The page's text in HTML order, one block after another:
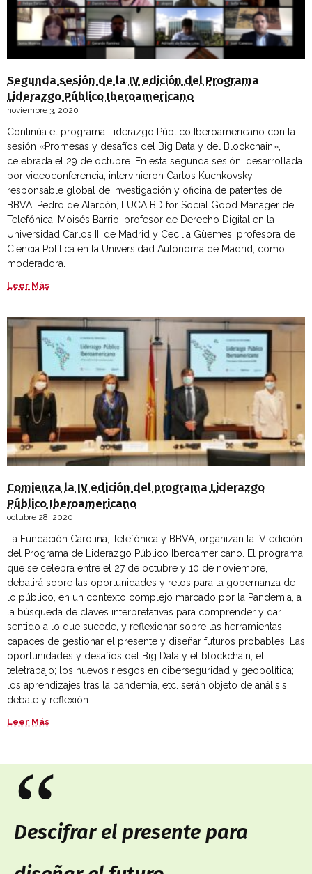
Segunda sesión de la IV edición del Programa
Liderazgo Público Iberoamericano
noviembre 3, 2020
Continúa el programa Liderazgo Público Iberoamericano con la
sesión «Promesas y desafíos del Big Data y del Blockchain»,
celebrada el 29 de octubre. En esta segunda sesión, desarrollada
por videoconferencia, intervinieron Carlos Kuchkovsky,
responsable global de investigación y oficina de patentes de
BBVA; Pedro de Alarcón, LUCA BD for Social Good Manager de
Telefónica; Moisés Barrio, profesor de Derecho Digital en la
Universidad Carlos III de Madrid y Cecilia Güemes, profesora de
Ciencia Política en la Universidad Autónoma de Madrid, como
moderadora.
Leer Más
Comienza la IV edición del programa Liderazgo
Público Iberoamericano
octubre 28, 2020
La Fundación Carolina, Telefónica y BBVA, organizan la IV edición
del Programa de Liderazgo Público Iberoamericano. El programa,
que se celebra entre el 27 de octubre y 10 de noviembre,
debatirá sobre las oportunidades y retos para la gobernanza de
lo público, en un contexto complejo marcado por la Pandemia, a
la búsqueda de claves interpretativas para comprender y dar
sentido a lo que sucede, y reflexionar sobre las herramientas
capaces de gestionar el presente y diseñar futuros probables. Las
oportunidades y desafíos del Big Data y el blockchain; el
teletrabajo; los nuevos riesgos en ciberseguridad y geopolítica;
los aprendizajes tras la pandemia, etc. serán objeto de análisis,
debate y reflexión.
Leer Más
“
Descifrar el presente para